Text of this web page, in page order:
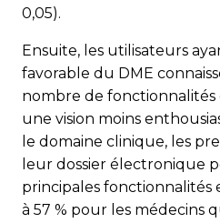
0,05).
Ensuite, les utilisateurs
favorable du DME
nombre de
une vision moins
le domaine clinique, les
leur dossier électronique
principales fonctionnalités
à 57 % pour les médecins